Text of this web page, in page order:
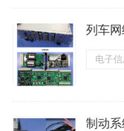
列车
电子信
制动